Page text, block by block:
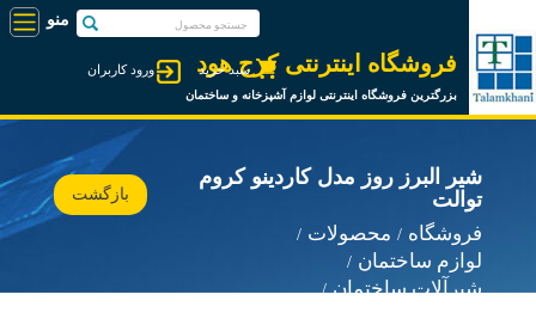
فروشگاه اینترنتی کرج هود
بزرگترین فروشگاه اینترنتی لوازم آشپزخانه و ساختمان
ورود کاربران سبد خرید
شیر البرز روز مدل کاردینو کروم
توالت
فروشگاه
محصولات
لوازم ساختمان
شیرآلات ساختمان
بازگشت